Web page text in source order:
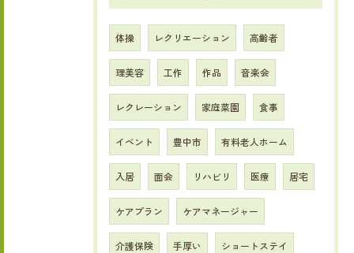
体操 レクリエーション 高齢者
理美容 工作 作品 音楽会
レクレーション 家庭菜園 食事
イベント 豊中市 有料老人ホーム
入居 面会 リハビリ 医療 居宅
ケアプラン ケアマネージャー
介護保険 手厚い ショートステイ